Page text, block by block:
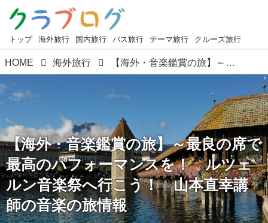
トップ 海外旅行 国内旅行 バス旅行 テーマ旅行 クルーズ旅行
HOME 海外旅行 【海外・音楽鑑賞の旅】～最良の席で最高のパフォーマンスを！ ルツェルン音楽祭へ行こう！ 山本直幸講師の音楽の旅情報
【海外・音楽鑑賞の旅】～最良の席で
最高のパフォーマンスを！ ルツェ
ルン音楽祭へ行こう！ 山本直幸講
師の音楽の旅情報